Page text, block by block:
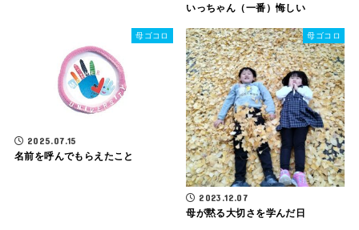
いっちゃん（一番）悔しい
母ゴコロ
2025.07.15
名前を呼んでもらえたこと
母ゴコロ
2023.12.07
母が黙る大切さを学んだ日